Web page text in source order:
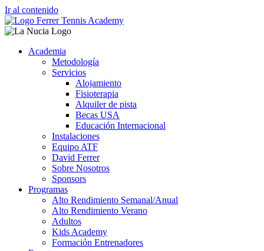
Ir al contenido
Academia
Metodología
Servicios
Alojamiento
Fisioterapia
Alquiler de pista
Becas USA
Educación Internacional
Instalaciones
Equipo ATF
David Ferrer
Sobre Nosotros
Sponsors
Programas
Alto Rendimiento Semanal/Anual
Alto Rendimiento Verano
Adultos
Kids Academy
Formación Entrenadores